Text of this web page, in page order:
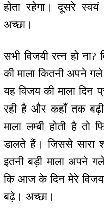
होता रहेगा। दूसरे
अच्छा।
सभी विजयी रत्न हो ना?
की माला कितनी अपने
यह विजय की माला दिन
रही है और कहाँ तक
माला लम्बी होती है
डालते हैं। जिससे सारा
इतनी बड़ी माला अपने
कि आज के दिन मेरे विजय
बढ़े। अच्छा।